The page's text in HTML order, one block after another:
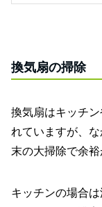
換気扇の掃除
換気扇はキッチ
れていますが、
末の大掃除で余
キッチンの場合